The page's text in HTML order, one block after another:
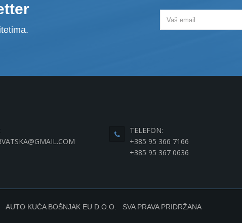
TELEFON:
+385 95 366 7166
+385 95 367 0636
AUTO KUĆA BOŠNJAK EU D.O.O. SVA PRAVA PRIDRŽANA